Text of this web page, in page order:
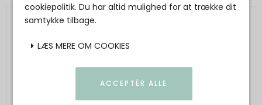
cookiepolitik. Du har altid mulighed for at trække dit
samtykke tilbage.
LÆS MERE OM COOKIES
ACCEPTÉR ALLE